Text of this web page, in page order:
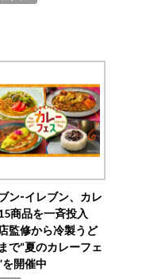
ン‐イレブン、カレ
商品を一斉投入
監修から冷製うど
で“夏のカレーフェ
を開催中